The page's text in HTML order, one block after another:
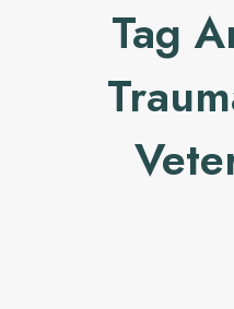
INSTALACIONES
Tag